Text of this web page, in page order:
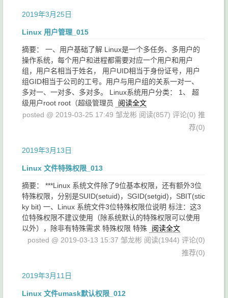
2019年3月25日
Linux 用户管理_015
摘要： 一、用户基础了解 Linux是一个多任务、多用户的
操作系统，每个用户和进程都需要对应一个用户和用户
组，用户名相当于姓名， 用户UID相当于身份证号，用户
组GID相当于公司的工号。用户与用户组的关系一对一、
多对一、一对多、多对多。 Linux系统用户分类： 1、 超
级用户root root（超级管理员
阅读全文
posted @ 2019-03-25 17:49 邹龙彬 阅读(857) 评论(0) 推
荐(0)
2019年3月13日
Linux 文件特殊权限_013
摘要： ***Linux 系统文件除了9位基本权限，还有额外3位
特殊权限，分别是SUID(setuid)，SGID(setgid)，SBIT(stic
ky bit) 一、Linux 系统文件3位特殊权限位说明 标注：这3
位特殊权限不建议使用（除系统默认的特殊权限可以使用
以外），除非有特殊需求 特殊权限 特殊
阅读全文
posted @ 2019-03-13 15:37 邹龙彬 阅读(1944) 评论(0)
推荐(0)
2019年3月11日
Linux 文件umask默认权限_012